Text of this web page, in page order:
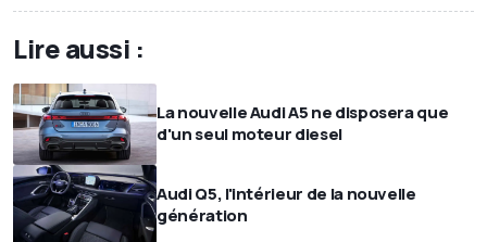
Lire aussi :
La nouvelle Audi A5 ne disposera que
d'un seul moteur diesel
Audi Q5, l'intérieur de la nouvelle
génération